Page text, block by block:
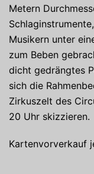
Metern
Musikern unter
zum Beben
dicht gedrängtes
sich die
Zirkuszelt des
20 Uhr skizzieren.
Kartenvorverkauf